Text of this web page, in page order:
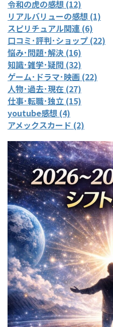
令和の虎の感想 (12)
リアルバリューの感想 (1)
スピリチュアル関連 (6)
口コミ･評判･ショップ (22)
悩み･問題･解決 (16)
知識･雑学･疑問 (32)
ゲーム･ドラマ･映画 (22)
人物･過去･現在 (27)
仕事･転職･独立 (15)
youtube感想 (4)
アメックスカード (2)